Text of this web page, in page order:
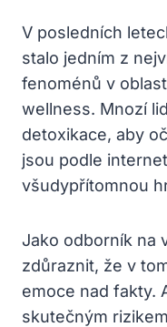
V posledních
stalo jedním z
fenoménů v
wellness. Mnozí
detoxikace, aby
jsou podle
všudypřítomnou
Jako odborník na
zdůraznit, že v
emoce nad fakty.
skutečným